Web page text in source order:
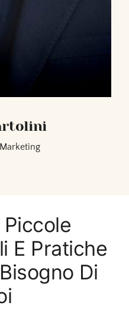
E Pratiche
Di